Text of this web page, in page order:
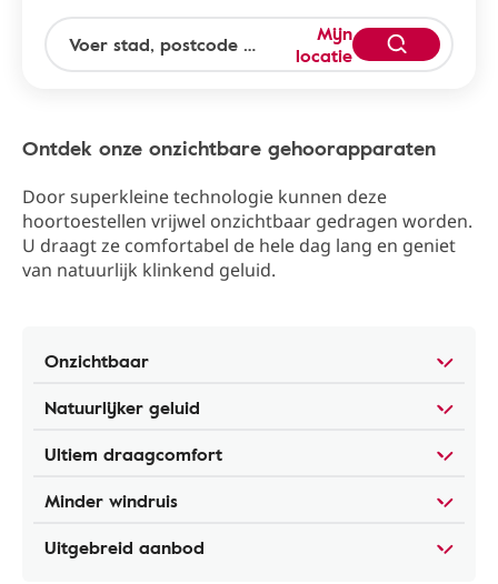
Mijn
locatie
Ontdek onze onzichtbare gehoorapparaten
Door superkleine technologie kunnen deze
hoortoestellen vrijwel onzichtbaar gedragen worden.
U draagt ze comfortabel de hele dag lang en geniet
van natuurlijk klinkend geluid.
Onzichtbaar
Natuurlijker geluid
Ultiem draagcomfort
Minder windruis
Uitgebreid aanbod